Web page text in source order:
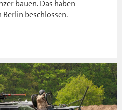
bauen. Das haben
beschlossen.